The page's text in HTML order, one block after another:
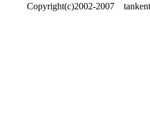
Copyright(c)2002-2007